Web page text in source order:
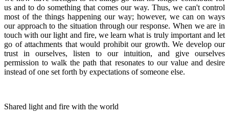
us and to do something that comes our way. Thus, we can't control
most of the things happening our way; however, we can on ways
our approach to the situation through our response. When we are in
touch with our light and fire, we learn what is truly important and let
go of attachments that would prohibit our growth. We develop our
trust in ourselves, listen to our intuition, and give ourselves
permission to walk the path that resonates to our value and desire
instead of one set forth by expectations of someone else.
Shared light and fire with the world